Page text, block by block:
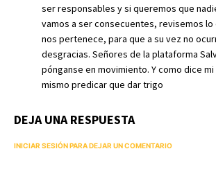
ser responsables y si queremos que
vamos a ser consecuentes, revisemos
nos pertenece, para que a su vez no
desgracias. Señores de la plataforma
pónganse en movimiento. Y como dice mi
mismo predicar que dar trigo
DEJA UNA RESPUESTA
INICIAR SESIÓN PARA DEJAR UN COMENTARIO